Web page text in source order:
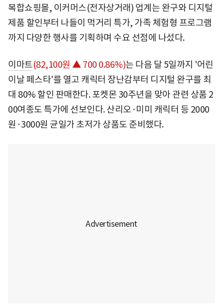
복합쇼핑몰, 이커머스(전자상거래) 업계는 완구와 디지털
제품 할인부터 나들이 먹거리 특가, 가족 체험형 프로그램
까지 다양한 행사를 기획하며 수요 선점에 나섰다.
이마트(82,100원 ▲ 700 0.86%)는 다음 달 5일까지 '어린
이날 페스타'를 열고 캐릭터 장난감부터 디지털 완구를 최
대 80% 할인 판매한다. 포켓몬 30주년을 맞아 관련 상품 2
00여종도 특가에 선보인다. 산리오·미미 캐릭터 등 2000
원·3000원 균일가 초저가 상품도 준비했다.